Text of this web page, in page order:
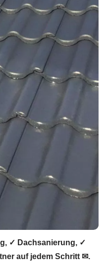
✓ Dachsanierung, ✓
auf jedem Schritt ✉.